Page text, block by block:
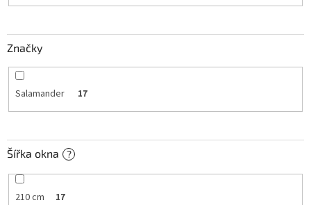
ů
Značky
Salamander 17
Šířka okna ?
210 cm 17